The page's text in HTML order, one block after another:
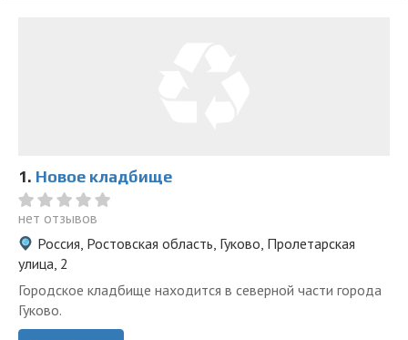
1. Новое кладбище
нет отзывов
Россия, Ростовская область, Гуково, Пролетарская
улица, 2
Городское кладбище находится в северной части города
Гуково.